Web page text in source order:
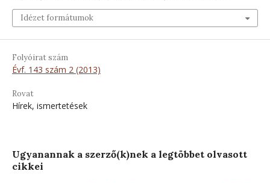
Idézet formátumok
Folyóirat szám
Évf. 143 szám 2 (2013)
Rovat
Hírek, ismertetések
Ugyanannak a szerző(k)nek a legtöbbet olvasott
cikkei